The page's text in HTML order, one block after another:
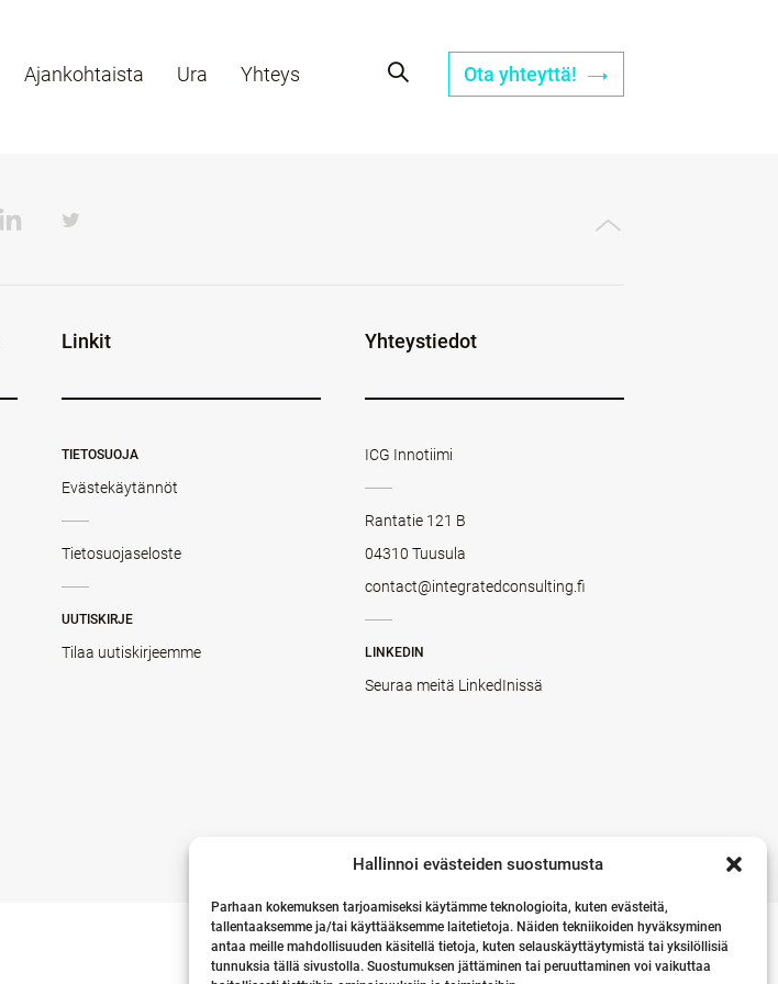
Hallinnoi evästeiden suostumusta
Parhaan kokemuksen tarjoamiseksi käytämme teknologioita, kuten evästeitä,
tallentaaksemme ja/tai käyttääksemme laitetietoja. Näiden tekniikoiden hyväksyminen
antaa meille mahdollisuuden käsitellä tietoja, kuten selauskäyttäytymistä tai yksilöllisiä
tunnuksia tällä sivustolla. Suostumuksen jättäminen tai peruuttaminen voi vaikuttaa
Ajankohtaista Ura Yhteys Ota yhteyttä!
Linkit
TIETOSUOJA
Evästekäytännöt
Tietosuojaseloste
UUTISKIRJE
Tilaa uutiskirjeemme
Yhteystiedot
ICG Innotiimi
Rantatie 121 B
04310 Tuusula
contact@integratedconsulting.fi
LINKEDIN
Seuraa meitä LinkedInissä